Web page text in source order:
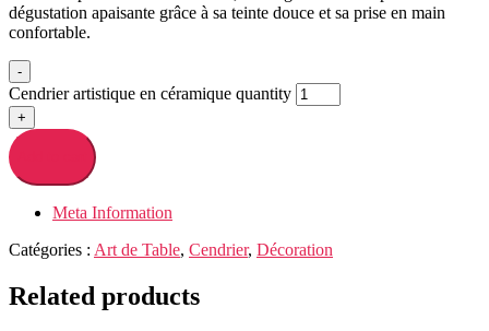
dégustation apaisante grâce à sa teinte douce et sa prise en main
confortable.
-
Cendrier artistique en céramique quantity
+
Meta Information
Catégories : Art de Table, Cendrier, Décoration
Related products